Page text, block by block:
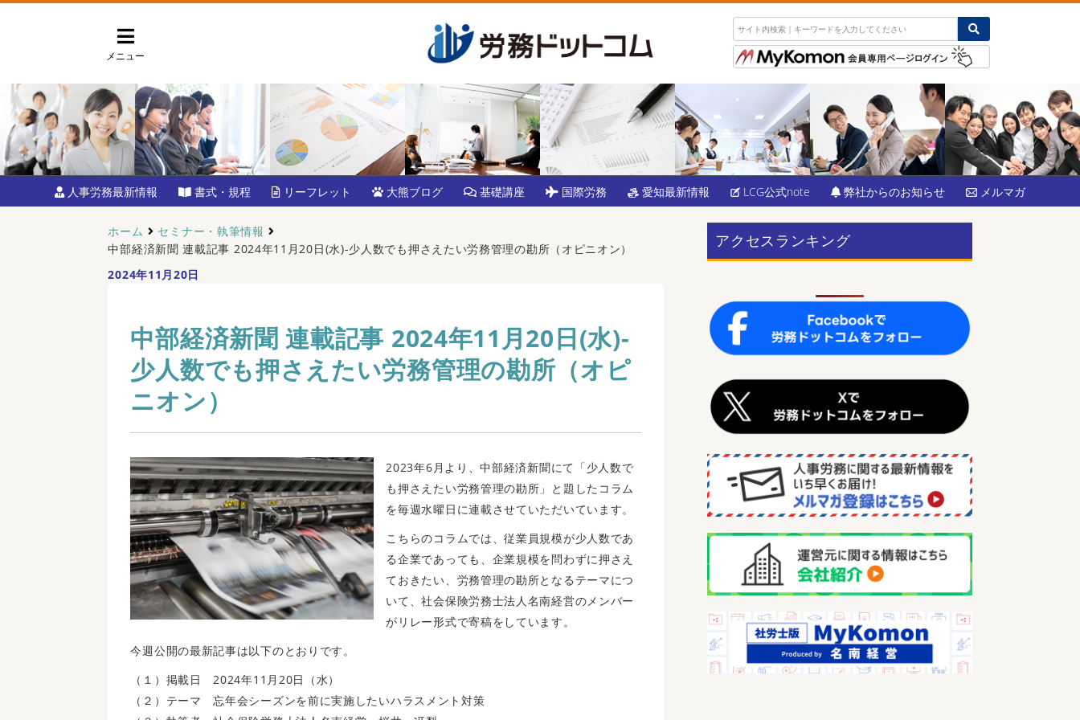
メニュー
人事労務最新情報 書式・規程 リーフレット 大熊ブログ 基礎講座 国際労務 愛知最新情報 LCG公式note 弊社からのお知らせ メルマガ
ホーム
セミナー・執筆情報
中部経済新聞 連載記事 2024年11月20日(水)-少人数でも押さえたい労務管理の勘所（オピニオン）
2024年11月20日
中部経済新聞 連載記事 2024年11月20日(水)-
少人数でも押さえたい労務管理の勘所（オピ
ニオン）
2023年6 月より、中部経済新聞にて「少人数で
も押さえたい労務管理の勘所」と題したコラム
を毎週水曜日に連載させていただいています。
こちらのコラムでは、従業員規模が少人数であ
る企業であっても、企業規模を問わずに押さえ
ておきたい、労務管理の勘所となるテーマにつ
いて、社会保険労務士法人 名南経営のメンバー
がリレー形式で寄稿をしています。
今週公開の最新記事は以下のとおりです。
（１）掲載日 2024年11月20日（水）
（２）テーマ 忘年会シーズンを前に実施したいハラスメント対策
アクセスランキング